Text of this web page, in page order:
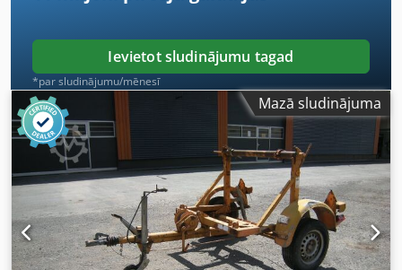
Ievietot sludinājumu tagad
*par sludinājumu/mēnesī
Mazā sludinājuma